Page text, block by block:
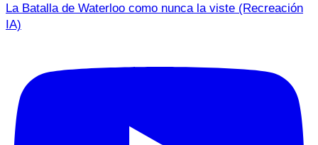
La Batalla de Waterloo como nunca la viste (Recreación
IA)